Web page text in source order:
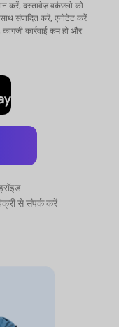
करें, दस्तावेज़ वर्कफ़्लो को
संपादित करें, एनोटेट करें
कार्रवाई कम हो और
से संपर्क करें